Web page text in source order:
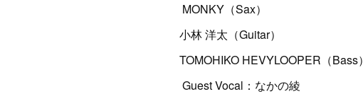
MONKY（Sax）
小林 洋太（Guitar）
TOMOHIKO HEVYLOOPER（Bass）
Guest Vocal：なかの綾